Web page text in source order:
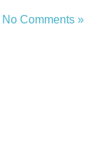
No Comments »